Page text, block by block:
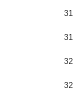
31
31
32
32